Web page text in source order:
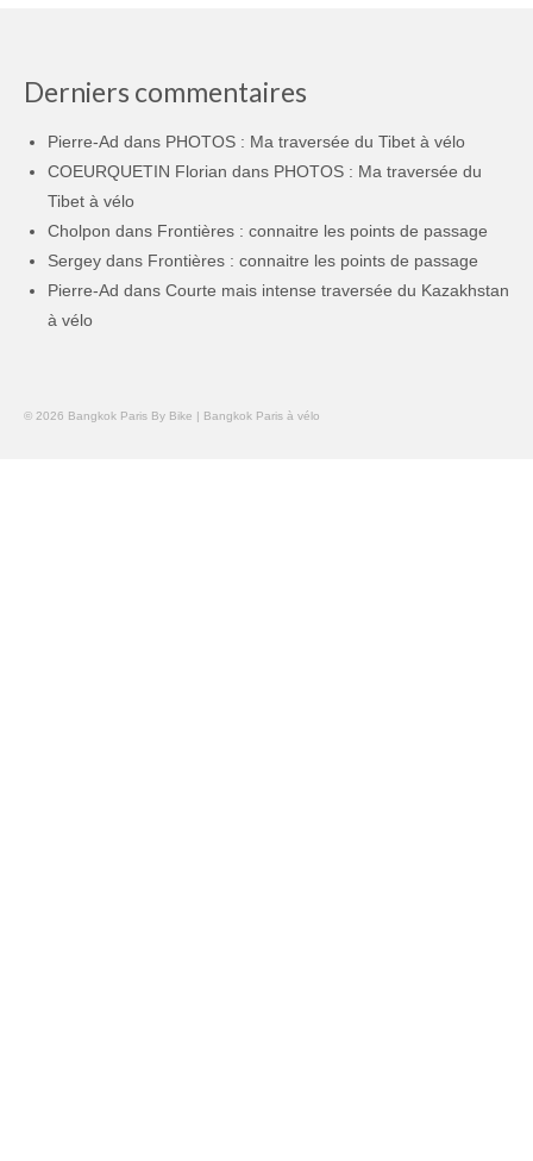
Derniers commentaires
Pierre-Ad dans PHOTOS : Ma traversée du Tibet à vélo
COEURQUETIN Florian dans PHOTOS : Ma traversée du
Tibet à vélo
Cholpon dans Frontières : connaitre les points de passage
Sergey dans Frontières : connaitre les points de passage
Pierre-Ad dans Courte mais intense traversée du Kazakhstan
à vélo
© 2026 Bangkok Paris By Bike | Bangkok Paris à vélo